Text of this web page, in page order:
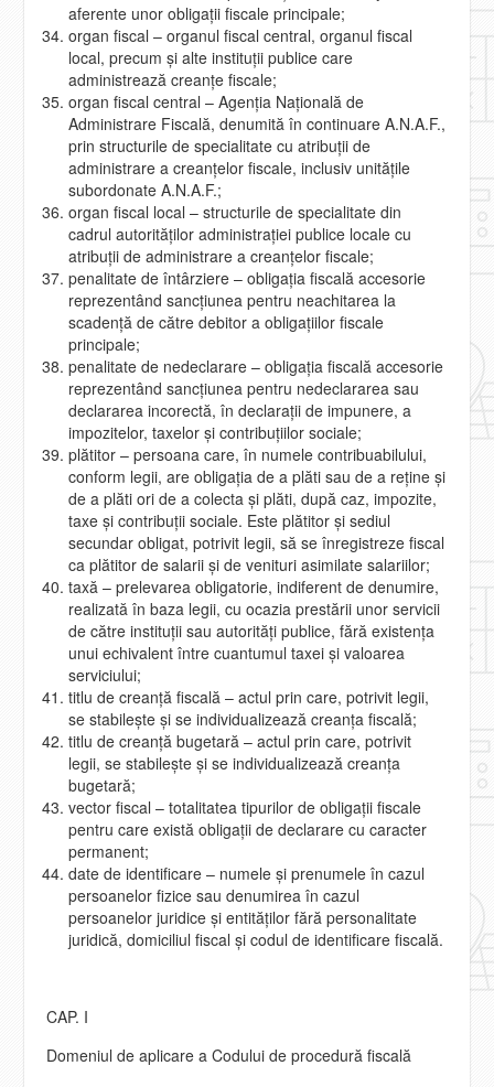
aferente unor obligaţii fiscale principale;
organ fiscal – organul fiscal central, organul fiscal
local, precum şi alte instituţii publice care
administrează creanţe fiscale;
organ fiscal central – Agenţia Naţională de
Administrare Fiscală, denumită în continuare A.N.A.F.,
prin structurile de specialitate cu atribuţii de
administrare a creanţelor fiscale, inclusiv unităţile
subordonate A.N.A.F.;
organ fiscal local – structurile de specialitate din
cadrul autorităţilor administraţiei publice locale cu
atribuţii de administrare a creanţelor fiscale;
penalitate de întârziere – obligaţia fiscală accesorie
reprezentând sancţiunea pentru neachitarea la
scadenţă de către debitor a obligaţiilor fiscale
principale;
penalitate de nedeclarare – obligaţia fiscală accesorie
reprezentând sancţiunea pentru nedeclararea sau
declararea incorectă, în declaraţii de impunere, a
impozitelor, taxelor şi contribuţiilor sociale;
plătitor – persoana care, în numele contribuabilului,
conform legii, are obligaţia de a plăti sau de a reţine şi
de a plăti ori de a colecta şi plăti, după caz, impozite,
taxe şi contribuţii sociale. Este plătitor şi sediul
secundar obligat, potrivit legii, să se înregistreze fiscal
ca plătitor de salarii şi de venituri asimilate salariilor;
taxă – prelevarea obligatorie, indiferent de denumire,
realizată în baza legii, cu ocazia prestării unor servicii
de către instituţii sau autorităţi publice, fără existenţa
unui echivalent între cuantumul taxei şi valoarea
serviciului;
titlu de creanţă fiscală – actul prin care, potrivit legii,
se stabileşte şi se individualizează creanţa fiscală;
titlu de creanţă bugetară – actul prin care, potrivit
legii, se stabileşte şi se individualizează creanţa
bugetară;
vector fiscal – totalitatea tipurilor de obligaţii fiscale
pentru care există obligaţii de declarare cu caracter
permanent;
date de identificare – numele şi prenumele în cazul
persoanelor fizice sau denumirea în cazul
persoanelor juridice şi entităţilor fără personalitate
juridică, domiciliul fiscal şi codul de identificare fiscală.
CAP. I
Domeniul de aplicare a Codului de procedură fiscală